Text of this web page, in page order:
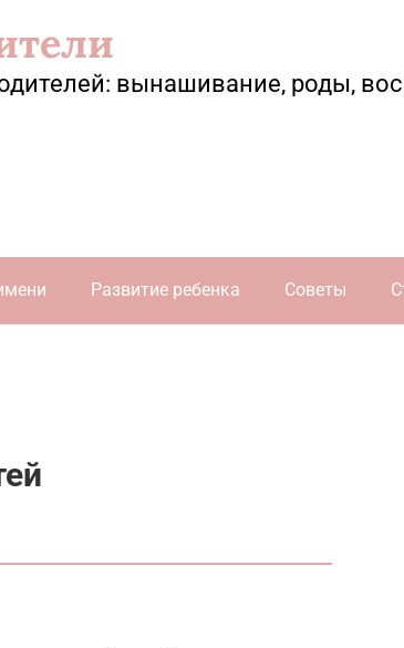
вынашивание, роды,
Развитие ребенка Советы